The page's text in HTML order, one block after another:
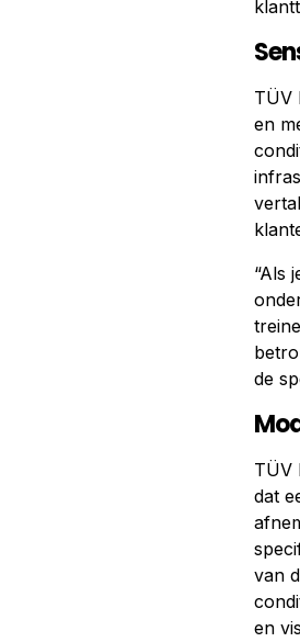
TÜV
en
“Als
de
TÜV
dat
van
en